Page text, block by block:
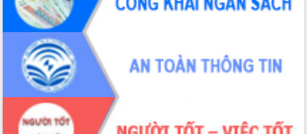
Phó Bí thư Tỉnh ủy Đắk Lắk Đỗ Hữu
Huy giữ chức Bí thư Đảng ủy Ủy Ban
Nhân dân tỉnh
Bệnh án điện tử thúc đẩy chuyển đổi
số y tế tại Đắk Lắk
Chuyển đổi số thư viện: Mở rộng
không gian tri thức trong thời đại số
Đánh giá, rút kinh nghiệm công tác tổ
chức diễn tập trước ngày bầu cử